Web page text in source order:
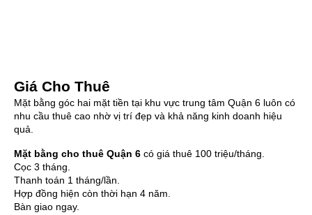
Giá Cho Thuê
Mặt bằng góc hai mặt tiền tại khu vực trung tâm Quận 6 luôn có
nhu cầu thuê cao nhờ vị trí đẹp và khả năng kinh doanh hiệu
quả.
Mặt bằng cho thuê Quận 6 có giá thuê 100 triệu/tháng.
Cọc 3 tháng.
Thanh toán 1 tháng/lần.
Hợp đồng hiện còn thời hạn 4 năm.
Bàn giao ngay.